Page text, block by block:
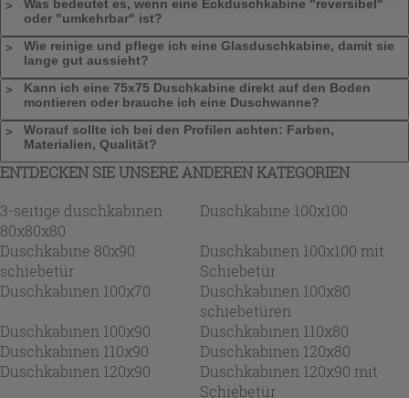
Was bedeutet es, wenn eine Eckduschkabine "reversibel"
oder "umkehrbar" ist?
Wie reinige und pflege ich eine Glasduschkabine, damit sie
lange gut aussieht?
Kann ich eine 75x75 Duschkabine direkt auf den Boden
montieren oder brauche ich eine Duschwanne?
Worauf sollte ich bei den Profilen achten: Farben,
Materialien, Qualität?
ENTDECKEN SIE UNSERE ANDEREN KATEGORIEN
3-seitige duschkabinen
80x80x80
Duschkabine 100x100
Duschkabine 80x90
schiebetür
Duschkabinen 100x100 mit
Schiebetür
Duschkabinen 100x70
Duschkabinen 100x80
schiebetüren
Duschkabinen 100x90
Duschkabinen 110x80
Duschkabinen 110x90
Duschkabinen 120x80
Duschkabinen 120x90
Duschkabinen 120x90 mit
Schiebetür